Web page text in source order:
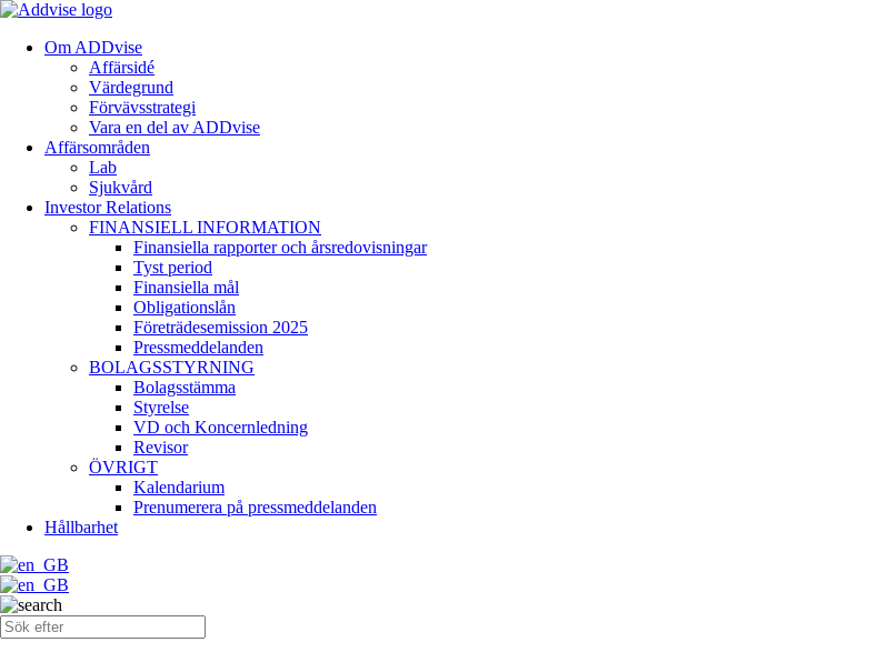
Om ADDvise
Affärsidé
Värdegrund
Förvävsstrategi
Vara en del av ADDvise
Affärsområden
Lab
Sjukvård
Investor Relations
FINANSIELL INFORMATION
Finansiella rapporter och årsredovisningar
Tyst period
Finansiella mål
Obligationslån
Företrädesemission 2025
Pressmeddelanden
BOLAGSSTYRNING
Bolagsstämma
Styrelse
VD och Koncernledning
Revisor
ÖVRIGT
Kalendarium
Prenumerera på pressmeddelanden
Hållbarhet